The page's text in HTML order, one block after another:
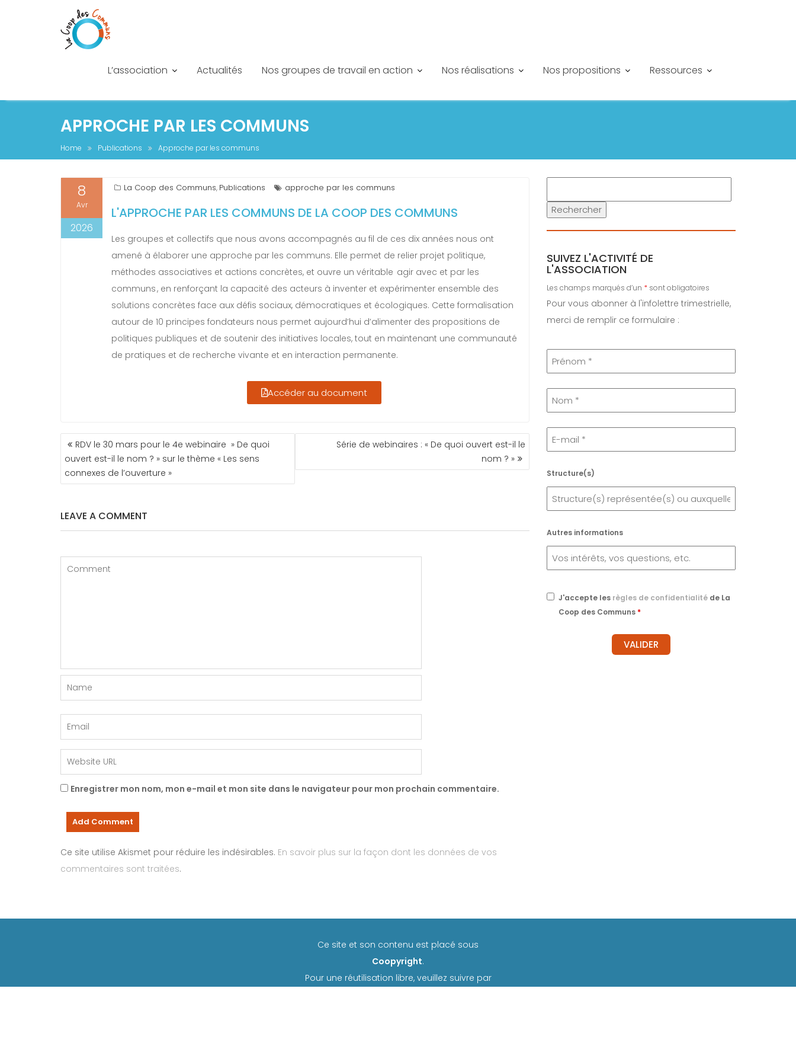
L’association Actualités Nos groupes de travail en action Nos réalisations Nos propositions Ressources
APPROCHE PAR LES COMMUNS
Home Publications Approche par les communs
8
Avr
2026
La Coop des Communs, Publications approche par les communs
L'APPROCHE PAR LES COMMUNS DE LA COOP DES COMMUNS
Les groupes et collectifs que nous avons accompagnés au fil de ces dix années nous ont
amené à élaborer une approche par les communs. Elle permet de relier projet politique,
méthodes associatives et actions concrètes, et ouvre un véritable agir avec et par les
communs , en renforçant la capacité des acteurs à inventer et expérimenter ensemble des
solutions concrètes face aux défis sociaux, démocratiques et écologiques. Cette formalisation
autour de 10 principes fondateurs nous permet aujourd’hui d’alimenter des propositions de
politiques publiques et de soutenir des initiatives locales, tout en maintenant une communauté
de pratiques et de recherche vivante et en interaction permanente.
Accéder au document
RDV le 30 mars pour le 4e webinaire » De quoi
ouvert est-il le nom ? » sur le thème « Les sens
connexes de l’ouverture »
Série de webinaires : « De quoi ouvert est-il le
nom ? »
LEAVE A COMMENT
Enregistrer mon nom, mon e-mail et mon site dans le navigateur pour mon prochain commentaire.
Ce site utilise Akismet pour réduire les indésirables. En savoir plus sur la façon dont les données de vos
commentaires sont traitées.
Rechercher
SUIVEZ L'ACTIVITÉ DE
L'ASSOCIATION
Les champs marqués d’un *sont obligatoires
Pour vous abonner à l'infolettre trimestrielle,
merci de remplir ce formulaire :
Structure(s)
Autres informations
J'accepte les règles de confidentialité de La
Coop des Communs *
Ce site et son contenu est placé sous
Coopyright.
Pour une réutilisation libre, veuillez suivre par